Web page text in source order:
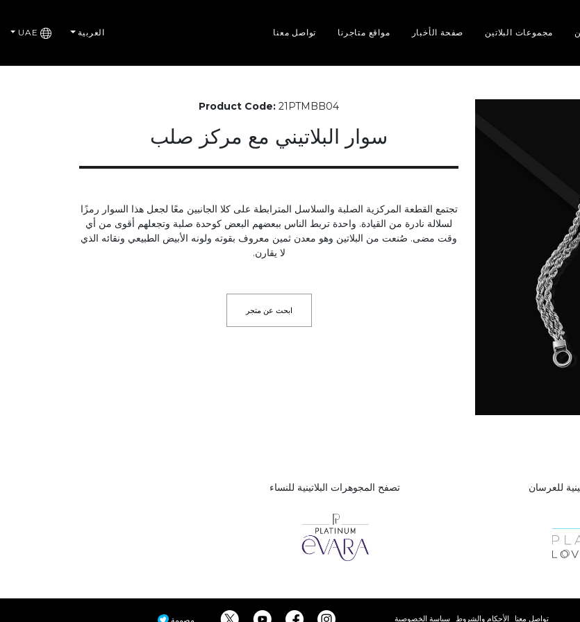
مجموعات البلاتين صفحة الأخبار مواقع متاجرنا تواصل معنا العربية UAE
Product Code: 21PTMBB04
سوار البلاتيني مع مركز صلب
تجتمع القطعة المركزية الصلبة والسلاسل المترابطة على كلا الجانبين معًا لجعل هذا السوار رمزًا
لسلالة نادرة من القيادة. واحدة تربط الناس ببعضهم البعض كوحدة صلبة وتجعلهم أقوى من أي
وقت مضى. صُنعت من البلاتين وهو معدن ثمين معروف بقوته ولونه الأبيض الطبيعي ونقائه الذي
لا يقارن.
ابحث عن متجر
للعرسان تصفح المجوهرات البلاتينية للنساء
تواصل معنا الأحكام والشروط سياسة الخصوصية مصممة